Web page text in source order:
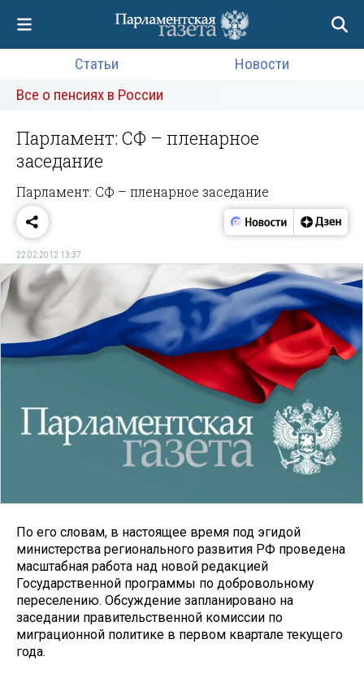
Статьи
Новости
Все о пенсиях в России
Парламент: СФ – пленарное
заседание
Парламент: СФ – пленарное заседание
22.02.2012 13:37
По его словам, в настоящее время под эгидой
министерства регионального развития РФ проведена
масштабная работа над новой редакцией
Государственной программы по добровольному
переселению. Обсуждение запланировано на
заседании правительственной комиссии по
миграционной политике в первом квартале текущего
года.